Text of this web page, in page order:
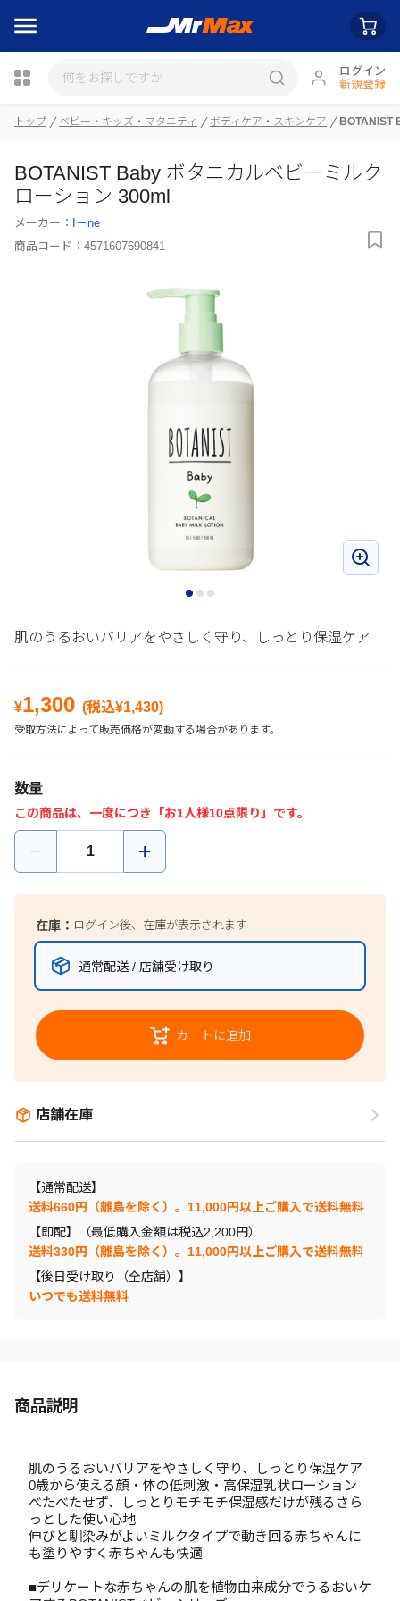
ログイン
新規登録
トップ ベビー・キッズ・マタニティ ボディケア・スキンケア BOTANIST
BOTANIST Baby ボタニカルベビーミルク
ローション 300ml
メーカー：
I－ne
商品コード： 4571607690841
肌のうるおいバリアをやさしく守り、しっとり保湿ケア
¥1,300 (税込¥1,430)
受取方法によって販売価格が変動する場合があります。
数量
この商品は、一度につき「お1人様10点限り」です。
在庫： ログイン後、在庫が表示されます
通常配送 / 店舗受け取り
カートに追加
店舗在庫
【通常配送】
送料660円（離島を除く）。11,000円以上ご購入で送料無料
【即配】（最低購入金額は税込2,200円）
送料330円（離島を除く）。11,000円以上ご購入で送料無料
【後日受け取り（全店舗）】
いつでも送料無料
商品説明
肌のうるおいバリアをやさしく守り、しっとり保湿ケア
0歳から使える顔・体の低刺激・高保湿乳状ローション
べたべたせず、しっとりモチモチ保湿感だけが残るさら
っとした使い心地
伸びと馴染みがよいミルクタイプで動き回る赤ちゃんに
も塗りやすく赤ちゃんも快適
■デリケートな赤ちゃんの肌を植物由来成分でうるおいケ